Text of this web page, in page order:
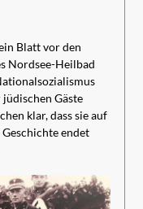
Blatt vor den
Nordsee-Heilbad
Gäste
klar, dass sie auf
endet